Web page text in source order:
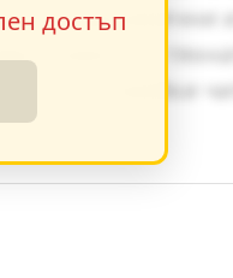
на динамични
и
насочвайки
достъп